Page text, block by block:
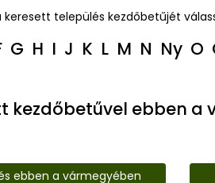
keresett település kezdőbetűjét
G H I J K L M N Ny O
kezdőbetűvel ebben a
ebben a vármegyében